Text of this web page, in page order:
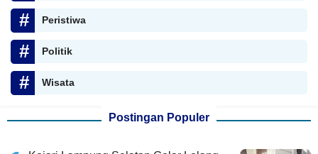
Peristiwa
Politik
Wisata
Postingan Populer